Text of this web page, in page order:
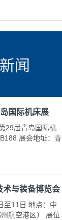
闻
国际机床展
29届青岛国际机
展会地址：青
术与装备博览会
至11日 地点：中
航空港区） 展位